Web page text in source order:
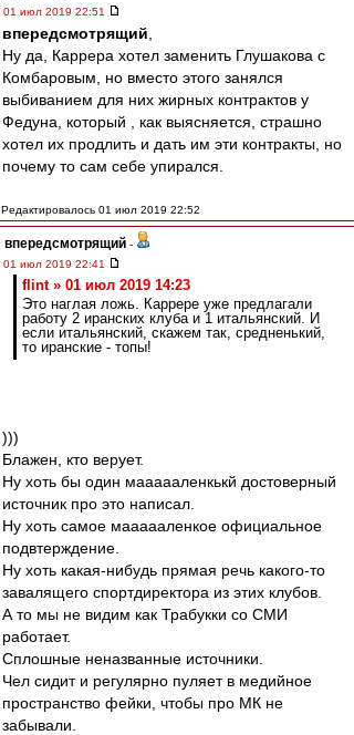
01 июл 2019 22:51
впередсмотрящий
Ну да, Каррера хотел заменить Глушакова с
Комбаровым, но вместо этого занялся
выбиванием для них жирных контрактов у
Федуна, который , как выясняется, страшно
хотел их продлить и дать им эти контракты, но
почему то сам себе упирался.
Редактировалось 01 июл 2019 22:52
впередсмотрящий -
01 июл 2019 22:41
flint » 01 июл 2019 14:23
Это наглая ложь. Каррере уже предлагали
работу 2 иранских клуба и 1 итальянский. И
если итальянский, скажем так, средненький,
то иранские - топы!
)))
Блажен, кто верует.
Ну хоть бы один маааааленкькй достоверный
источник про это написал.
Ну хоть самое маааааленкое официальное
подвтерждение.
Ну хоть какая-нибудь прямая речь какого-то
завалящего спортдиректора из этих клубов.
А то мы не видим как Трабукки со СМИ
работает.
Сплошные неназванные источники.
Чел сидит и регулярно пуляет в медийное
пространство фейки, чтобы про МК не
забывали.